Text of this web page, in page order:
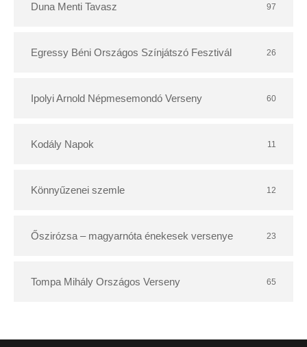
Duna Menti Tavasz 97
Egressy Béni Országos Színjátszó Fesztivál 26
Ipolyi Arnold Népmesemondó Verseny 60
Kodály Napok 11
Könnyűzenei szemle 12
Őszirózsa – magyarnóta énekesek versenye 23
Tompa Mihály Országos Verseny 65